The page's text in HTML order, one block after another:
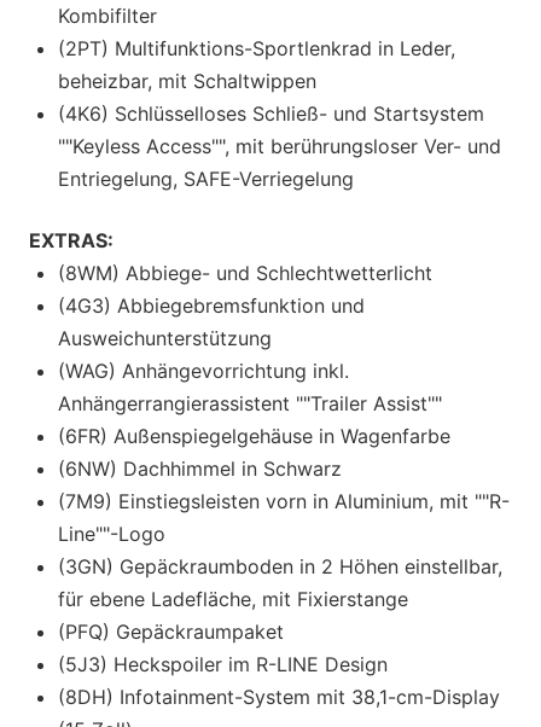
Kombifilter
(2PT) Multifunktions-Sportlenkrad in Leder,
beheizbar, mit Schaltwippen
(4K6) Schlüsselloses Schließ- und Startsystem
""Keyless Access"", mit berührungsloser Ver- und
Entriegelung, SAFE-Verriegelung
EXTRAS:
(8WM) Abbiege- und Schlechtwetterlicht
(4G3) Abbiegebremsfunktion und
Ausweichunterstützung
(WAG) Anhängevorrichtung inkl.
Anhängerrangierassistent ""Trailer Assist""
(6FR) Außenspiegelgehäuse in Wagenfarbe
(6NW) Dachhimmel in Schwarz
(7M9) Einstiegsleisten vorn in Aluminium, mit ""R-
Line""-Logo
(3GN) Gepäckraumboden in 2 Höhen einstellbar,
für ebene Ladefläche, mit Fixierstange
(PFQ) Gepäckraumpaket
(5J3) Heckspoiler im R-LINE Design
(8DH) Infotainment-System mit 38,1-cm-Display